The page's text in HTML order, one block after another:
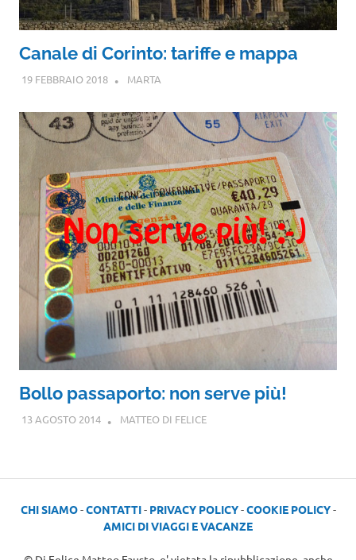
Canale di Corinto: tariffe e mappa
19 FEBBRAIO 2018 MARTA
Bollo passaporto: non serve più!
13 AGOSTO 2014 MATTEO DI FELICE
CHI SIAMO-CONTATTI- PRIVACY POLICY-COOKIE POLICY-
AMICI DI VIAGGI E VACANZE